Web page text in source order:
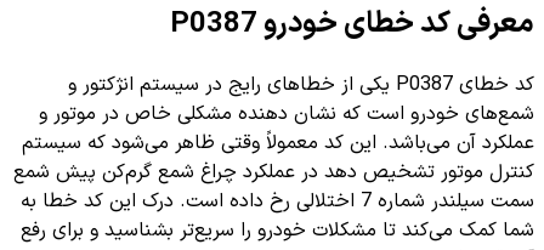
معرفی کد خطای خودرو P0387
کد خطای P0387 یکی از خطاهای رایج در سیستم انژکتور و
شمع‌های خودرو است که نشان دهنده مشکلی خاص در موتور و
عملکرد آن می‌باشد. این کد معمولاً وقتی ظاهر می‌شود که سیستم
کنترل موتور تشخیص دهد در عملکرد چراغ شمع گرم‌کن پیش شمع
سمت سیلندر شماره 7 اختلالی رخ داده است. درک این کد خطا به
شما کمک می‌کند تا مشکلات خودرو را سریع‌تر بشناسید و برای رفع